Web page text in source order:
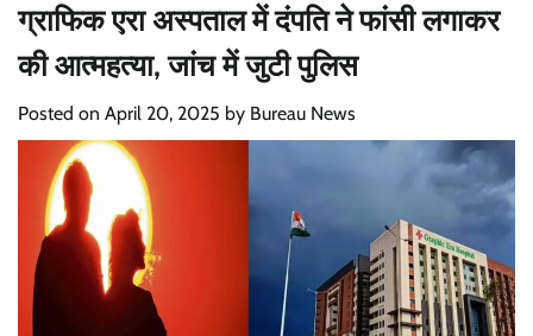
ग्राफिक एरा अस्पताल में दंपति ने फांसी लगाकर
की आत्महत्या, जांच में जुटी पुलिस
Posted on April 20, 2025 by Bureau News